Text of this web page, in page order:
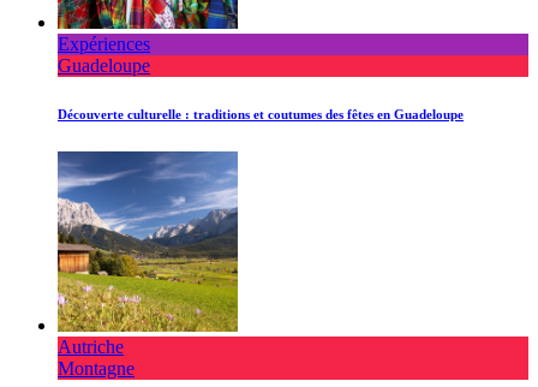
Expériences
Guadeloupe
Découverte culturelle : traditions et coutumes des fêtes en Guadeloupe
Autriche
Montagne